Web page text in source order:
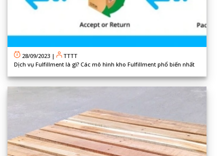
28/09/2023 |
TTTT
Dịch vụ Fulfillment là gì? Các mô hình kho Fulfillment phổ biến nhất